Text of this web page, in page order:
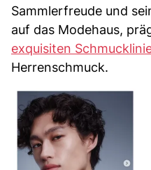
Sammlerfreude und
auf das Modehaus,
exquisiten
Herrenschmuck.